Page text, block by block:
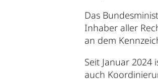
Das
Inhaber aller
an dem
Seit Januar 2024
auch